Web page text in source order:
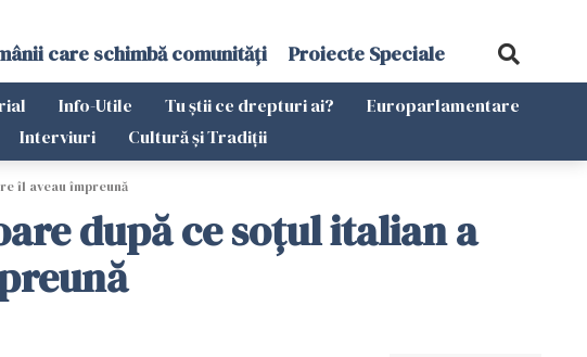
care schimbă comunități Proiecte Speciale
Info-Utile Tu știi ce drepturi ai?
Europarlamentare
Interviuri Cultură și Tradiții
îl aveau împreună
după ce soțul italian a